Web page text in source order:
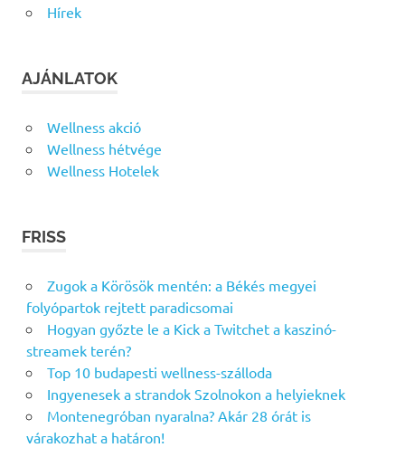
Hírek
AJÁNLATOK
Wellness akció
Wellness hétvége
Wellness Hotelek
FRISS
Zugok a Körösök mentén: a Békés megyei
folyópartok rejtett paradicsomai
Hogyan győzte le a Kick a Twitchet a kaszinó-
streamek terén?
Top 10 budapesti wellness-szálloda
Ingyenesek a strandok Szolnokon a helyieknek
Montenegróban nyaralna? Akár 28 órát is
várakozhat a határon!